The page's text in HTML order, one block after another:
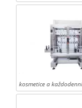
kosmetice a